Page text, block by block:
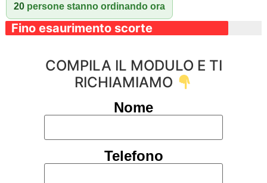
20 persone stanno ordinando ora
Fino esaurimento scorte
COMPILA IL MODULO E TI
RICHIAMIAMO
Nome
Telefono